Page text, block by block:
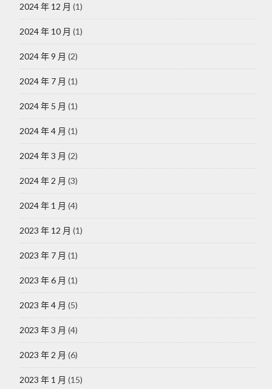
2024 年 12 月 (1)
2024 年 10 月 (1)
2024 年 9 月 (2)
2024 年 7 月 (1)
2024 年 5 月 (1)
2024 年 4 月 (1)
2024 年 3 月 (2)
2024 年 2 月 (3)
2024 年 1 月 (4)
2023 年 12 月 (1)
2023 年 7 月 (1)
2023 年 6 月 (1)
2023 年 4 月 (5)
2023 年 3 月 (4)
2023 年 2 月 (6)
2023 年 1 月 (15)